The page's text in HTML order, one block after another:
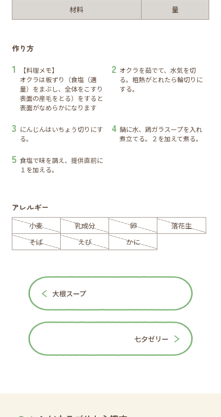
材料 量
作り方
【料理メモ】
オクラは板ずり（食塩（適
量）をまぶし、全体をこすり
表面の産毛をとる）をすると
表面がなめらかになります
オクラを茹でて、水気を切
る。粗熱がとれたら輪切りに
する。
にんじんはいちょう切りにす
る。
鍋に水、鶏ガラスープを入れ
煮立てる。２を加えて煮る。
食塩で味を調え、提供直前に
１を加える。
アレルギー
小麦 乳成分 卵
落花生
そば
えび かに
大根スープ
七夕ゼリー